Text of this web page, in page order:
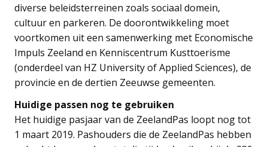
diverse beleidsterreinen zoals sociaal domein,
cultuur en parkeren. De doorontwikkeling moet
voortkomen uit een samenwerking met Economische
Impuls Zeeland en Kenniscentrum Kusttoerisme
(onderdeel van HZ University of Applied Sciences), de
provincie en de dertien Zeeuwse gemeenten.
Huidige passen nog te gebruiken
Het huidige pasjaar van de ZeelandPas loopt nog tot
1 maart 2019. Pashouders die de ZeelandPas hebben